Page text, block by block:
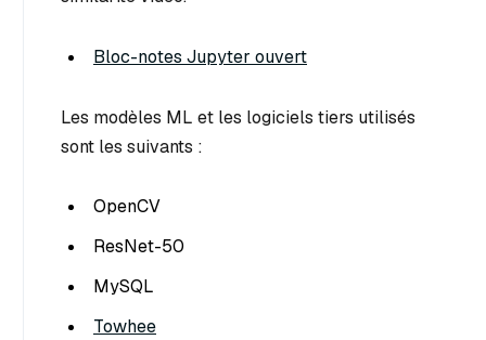
Bloc-notes Jupyter ouvert
Les modèles ML et les logiciels tiers utilisés
sont les suivants :
OpenCV
ResNet-50
MySQL
Towhee